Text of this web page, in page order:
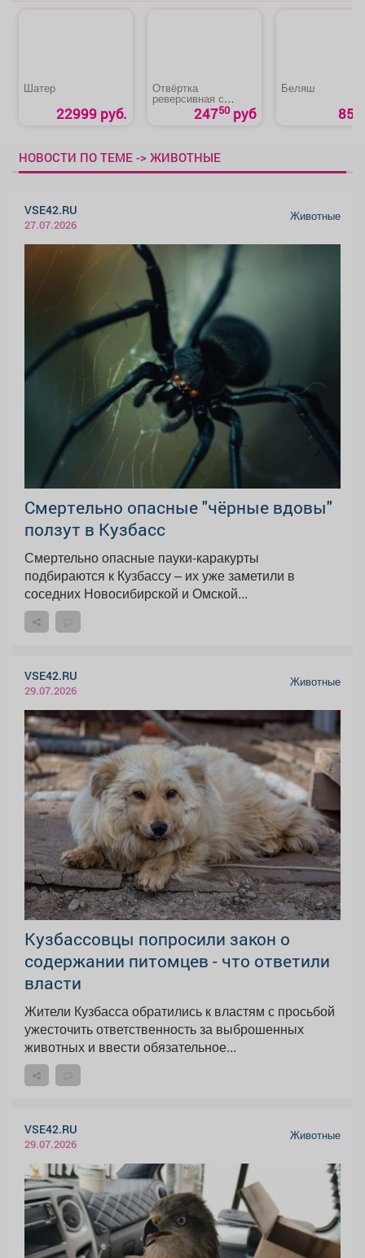
Шатер
22999 руб.
Отвёртка
реверсивная с
набором бит и
24750 руб
Беляш
85
НОВОСТИ ПО ТЕМЕ -> ЖИВОТНЫЕ
VSE42.RU
27.07.2026
Животные
Смертельно опасные "чёрные вдовы"
ползут в Кузбасс
Смертельно опасные пауки-каракурты
подбираются к Кузбассу – их уже заметили в
соседних Новосибирской и Омской...
VSE42.RU
29.07.2026
Животные
Кузбассовцы попросили закон о
содержании питомцев - что ответили
власти
Жители Кузбасса обратились к властям с просьбой
ужесточить ответственность за выброшенных
животных и ввести обязательное...
VSE42.RU
29.07.2026
Животные